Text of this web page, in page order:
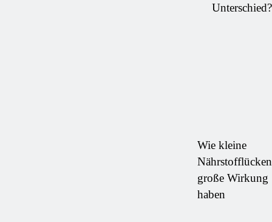
Unterschied?
Wie kleine
Nährstofflücken
große Wirkung
haben